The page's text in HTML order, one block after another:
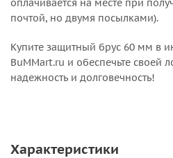
оплачивается на месте при
почтой, но двумя посылками).
Купите защитный брус 60 мм в
BuMMart.ru и обеспечьте своей
надежность и долговечность!
Характеристики